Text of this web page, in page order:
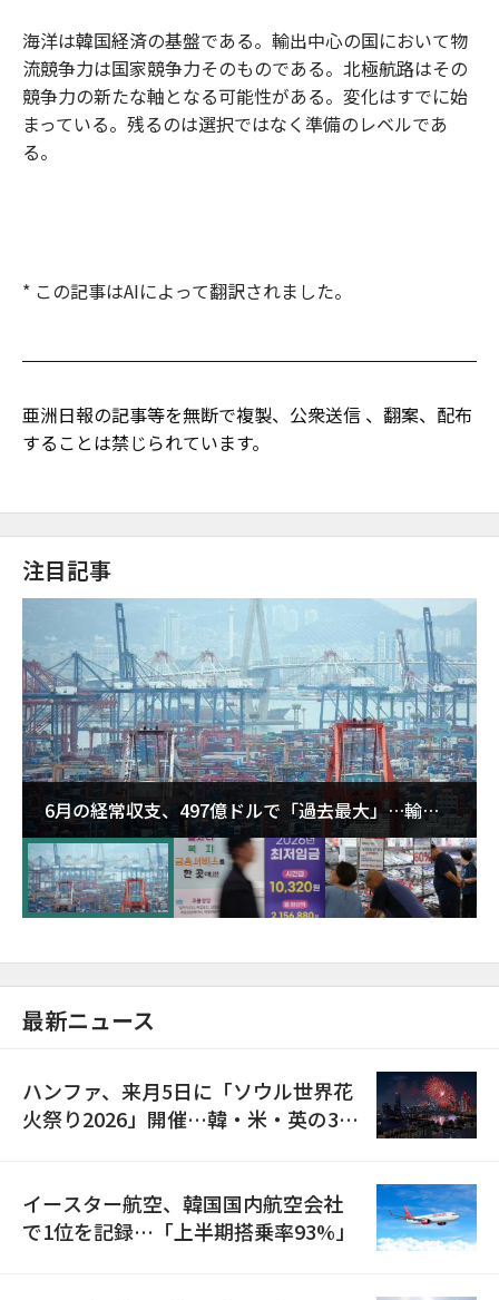
海洋は韓国経済の基盤である。輸出中心の国において物
流競争力は国家競争力そのものである。北極航路はその
競争力の新たな軸となる可能性がある。変化はすでに始
まっている。残るのは選択ではなく準備のレベルであ
る。
* この記事はAIによって翻訳されました。
亜洲日報の記事等を無断で複製、公衆送信 、翻案、配布
することは禁じられています。
注目記事
6月の経常収支、497億ドルで「過去最大」…輸出
が初の1000億ドル突破
最新ニュース
ハンファ、来月5日に「ソウル世界花
火祭り2026」開催…韓・米・英の3カ
イースター航空、韓国国内航空会社
で1位を記録…「上半期搭乗率93%」